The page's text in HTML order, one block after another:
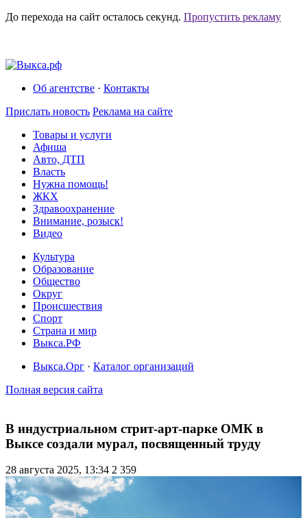
До перехода на сайт осталось секунд. Пропустить рекламу
Об агентстве · Контакты
Прислать новость Реклама на сайте
Товары и услуги
Афиша
Авто, ДТП
Власть
Нужна помощь!
ЖКХ
Здравоохранение
Внимание, розыск!
Видео
Культура
Образование
Общество
Округ
Происшествия
Спорт
Страна и мир
Выкса.РФ
Выкса.Орг · Каталог организаций
Полная версия сайта
В индустриальном стрит-арт-парке ОМК в
Выксе создали мурал, посвященный труду
28 августа 2025, 13:34 2 359